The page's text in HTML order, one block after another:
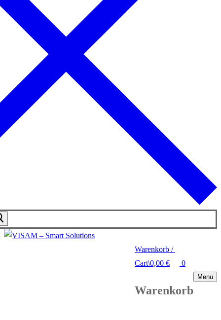
Warenkorb /
Cart\0,00 € 0
Warenkorb
Menu